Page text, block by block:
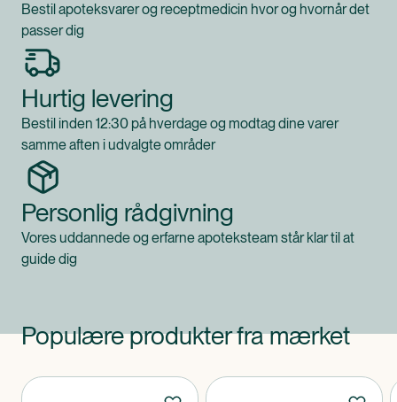
Bestil apoteksvarer og receptmedicin hvor og hvornår det
passer dig
Hurtig levering
Bestil inden 12:30 på hverdage og modtag dine varer
samme aften i udvalgte områder
Personlig rådgivning
Vores uddannede og erfarne apoteksteam står klar til at
guide dig
Populære produkter fra mærket
Produkter